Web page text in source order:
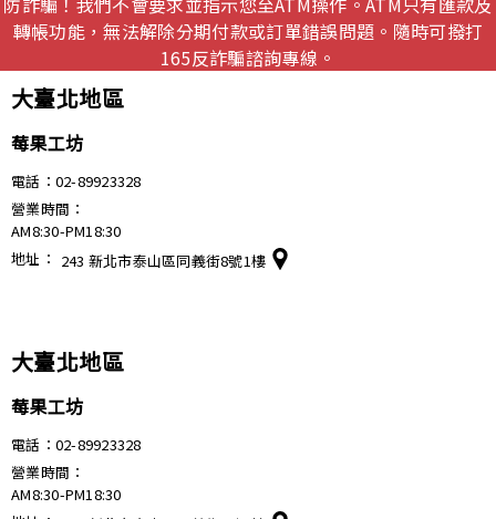
轉帳功能，無法解除分期付款或訂單錯誤問題。隨時可撥打
165反詐騙諮詢專線。
大臺北地區
莓果工坊
電話 ：02-89923328
營業時間 ：
AM8:30-PM18:30
地址 ： 243 新北市泰山區同義街8號1樓
大臺北地區
莓果工坊
電話 ：02-89923328
營業時間 ：
AM8:30-PM18:30